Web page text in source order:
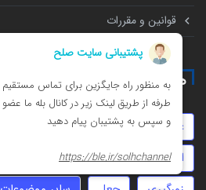
قوانین و مقررات
همه چیز درباره
عقد موقت حضانت
ارث
داوری توهین